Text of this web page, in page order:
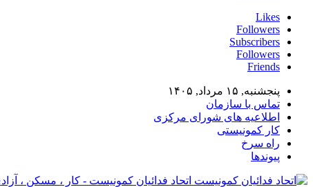
Likes
Followers
Subscribers
Followers
Friends
پنجشنبه, ۱۵ مرداد, ۱۴۰۵
تماس با سازمان
اطلاعیه های شورای مرکزی
کار کمونیستی
راه سرخ
پیوندها
اتحاد فدائیان کمونیست - کار ، مسکن ،